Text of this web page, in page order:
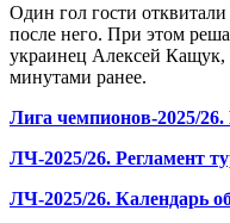
Один гол гости
после него. При этом
украинец Алексей
минутами ранее.
Лига чемпионов-2025/
ЛЧ-2025/26. Регламент
ЛЧ-2025/26. Календарь